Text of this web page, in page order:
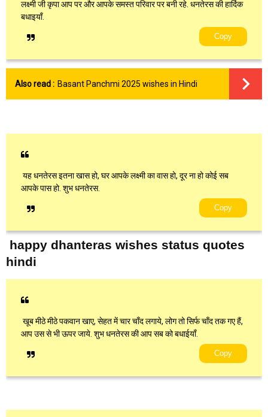
लक्ष्मी जी कृपा आप पर और आपके समस्त परिवार पर बनी रहे. धनतेरस की हार्दिक
बधाइयाँ.
Copy
Also read : Basant Panchmi 2025 wishes in Hindi
यह धनतेरस इतना खास हो, घर आपके लक्ष्मी का वास हो, दूर ना हो कोई सब
आपके पास हो. शुभ धनतेरस.
Copy
happy dhanteras wishes status quotes
hindi
खूब मीठे मीठे पकवान खाए, सेहत में चार चाँद लगाये, लोग तो सिर्फ चाँद तक गए हैं,
आप उस से भी ऊपर जाये. शुभ धनतेरस की आप सब को बधाईयाँ.
Copy